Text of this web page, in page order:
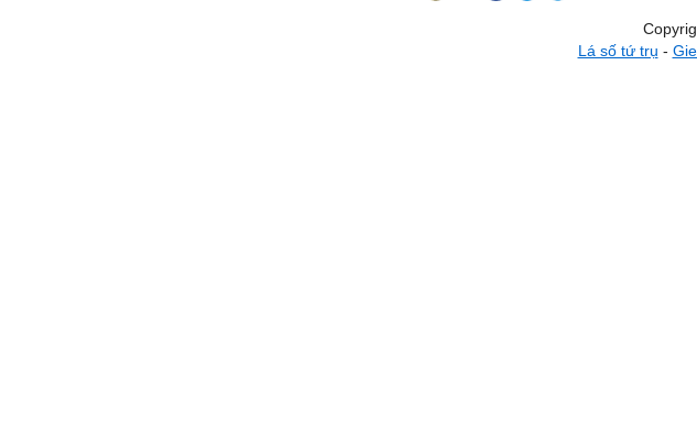
Lá số tứ trụ -